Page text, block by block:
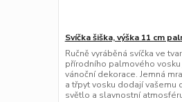
Svíčka šiška, výška 11 cm
Ručně vyráběná svíčka ve
přírodního palmového
vánoční dekorace. Jemná
a třpyt vosku dodají vašemu
světlo a slavnostní